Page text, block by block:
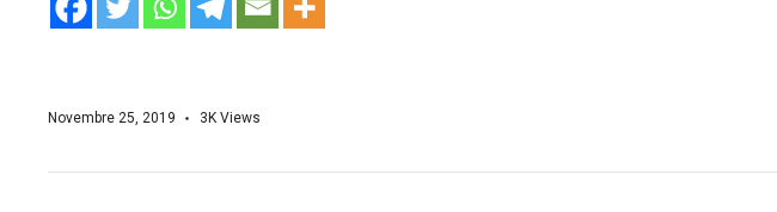
Novembre 25, 2019 3K Views